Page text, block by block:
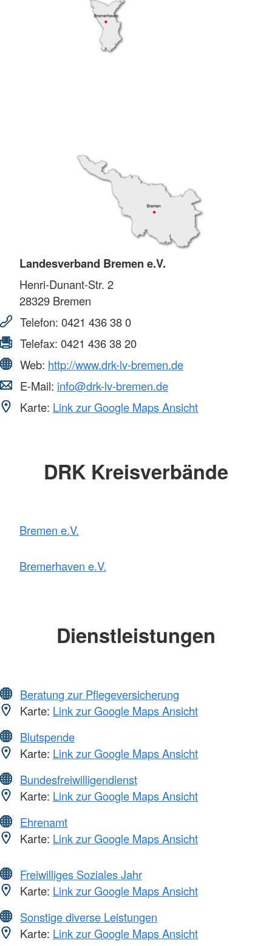
Landesverband Bremen e.V.
Henri-Dunant-Str. 2
28329 Bremen
Telefon: 0421 436 38 0
Telefax: 0421 436 38 20
Web: http://www.drk-lv-bremen.de
E-Mail: info@drk-lv-bremen.de
Karte: Link zur Google Maps Ansicht
DRK Kreisverbände
Bremen e.V.
Bremerhaven e.V.
Dienstleistungen
Beratung zur Pflegeversicherung
Karte: Link zur Google Maps Ansicht
Blutspende
Karte: Link zur Google Maps Ansicht
Bundesfreiwilligendienst
Karte: Link zur Google Maps Ansicht
Ehrenamt
Karte: Link zur Google Maps Ansicht
Freiwilliges Soziales Jahr
Karte: Link zur Google Maps Ansicht
Sonstige diverse Leistungen
Karte: Link zur Google Maps Ansicht